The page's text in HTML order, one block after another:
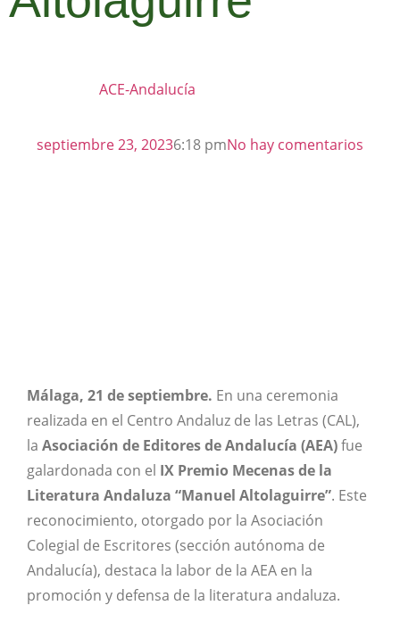
ACE-Andalucía
septiembre 23, 20236:18 pmNo hay comentarios
Málaga, 21 de septiembre. En una ceremonia
realizada en el Centro Andaluz de las Letras (CAL),
la Asociación de Editores de Andalucía (AEA)fue
galardonada con el IX Premio Mecenas de la
Literatura Andaluza “Manuel Altolaguirre”. Este
reconocimiento, otorgado por la Asociación
Colegial de Escritores (sección autónoma de
Andalucía), destaca la labor de la AEA en la
promoción y defensa de la literatura andaluza.